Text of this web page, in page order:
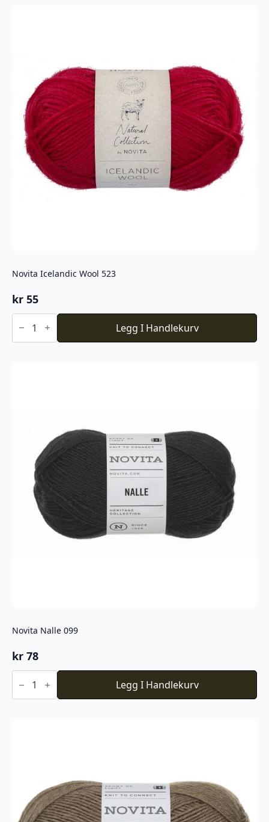
Novita Icelandic Wool 523
kr 55
Novita
Icelandic
523
Legg I Handlekurv
Novita Nalle 099
kr 78
Novita
Nalle
antall
Legg I Handlekurv